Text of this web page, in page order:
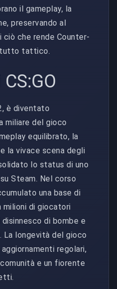
il gameplay, la
preservando al
che rende Counter-
tattico.
è diventato
miliare del gioco
equilibrato, la
la vivace scena degli
lo status di uno
Steam. Nel corso
una base di
di giocatori
di bombe e
La longevità del gioco
regolari,
e un fiorente